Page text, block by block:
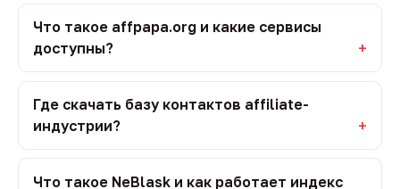
Что такое affpapa.org и какие сервисы
доступны?
Где скачать базу контактов affiliate-
индустрии?
Что такое NeBlask и как работает индекс